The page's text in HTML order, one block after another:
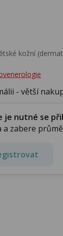
kožní
- větší
je nutné se
zabere